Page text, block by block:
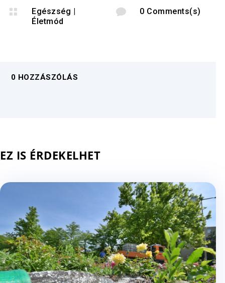
 Egészség
Életmód
 0 Comments(s)
0 HOZZÁSZÓLÁS
EZ IS ÉRDEKELHET